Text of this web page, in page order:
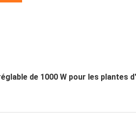
de 1000 W pour les plantes